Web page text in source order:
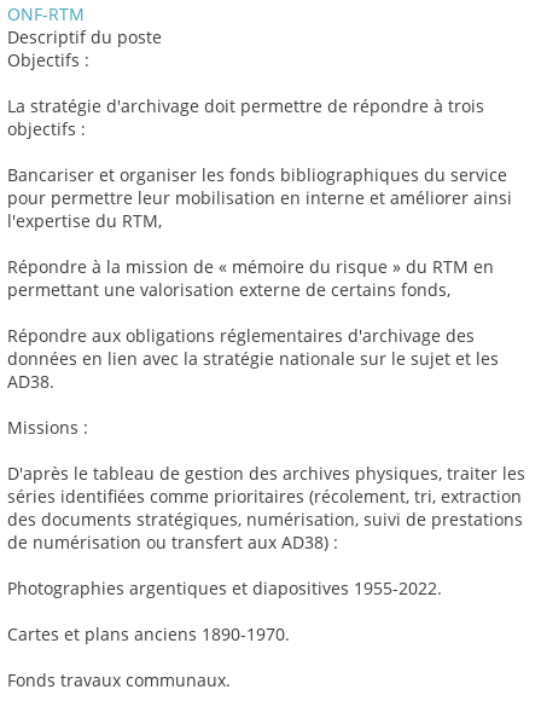
ONF-RTM
Descriptif du poste
Objectifs :
La stratégie d'archivage doit permettre de répondre à trois
objectifs :
Bancariser et organiser les fonds bibliographiques du service
pour permettre leur mobilisation en interne et améliorer ainsi
l'expertise du RTM,
Répondre à la mission de « mémoire du risque » du RTM en
permettant une valorisation externe de certains fonds,
Répondre aux obligations réglementaires d'archivage des
données en lien avec la stratégie nationale sur le sujet et les
AD38.
Missions :
D'après le tableau de gestion des archives physiques, traiter les
séries identifiées comme prioritaires (récolement, tri, extraction
des documents stratégiques, numérisation, suivi de prestations
de numérisation ou transfert aux AD38) :
Photographies argentiques et diapositives 1955-2022.
Cartes et plans anciens 1890-1970.
Fonds travaux communaux.